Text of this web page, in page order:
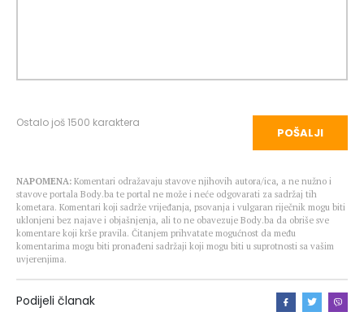
Ostalo još1500 karaktera
POŠALJI
NAPOMENA: Komentari odražavaju stavove njihovih autora/ica, a ne nužno i
stavove portala Body.ba te portal ne može i neće odgovarati za sadržaj tih
kometara. Komentari koji sadrže vrijeđanja, psovanja i vulgaran riječnik mogu biti
uklonjeni bez najave i objašnjenja, ali to ne obavezuje Body.ba da obriše sve
komentare koji krše pravila. Čitanjem prihvatate mogućnost da među
komentarima mogu biti pronađeni sadržaji koji mogu biti u suprotnosti sa vašim
uvjerenjima.
Podijeli članak